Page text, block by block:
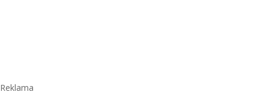
Reklama